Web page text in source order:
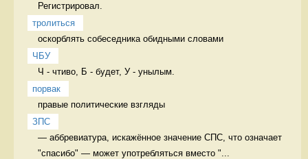
Регистрировал.
тролиться
оскорблять собеседника обидными словами
ЧБУ
Ч - чтиво, Б - будет, У - унылым.
порвак
правые политические взгляды
ЗПС
— аббревиатура, искажëнное значение СПС, что означает
"спасибо" — может употребляться вместо "...